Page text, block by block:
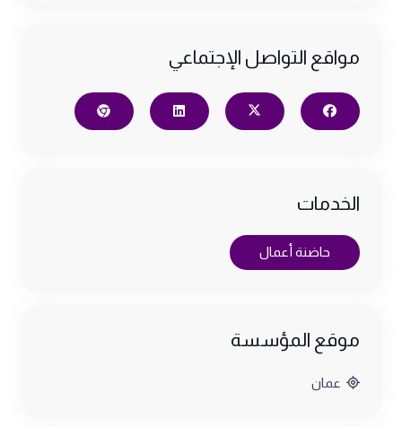
مواقع التواصل الإجتماعي
الخدمات
حاضنة أعمال
موقع المؤسسة
عمان